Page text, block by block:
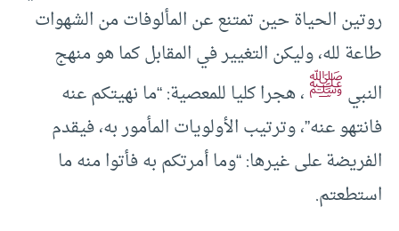
روتين الحياة حين تمتنع عن المألوفات من الشهوات
طاعة لله، وليكن التغيير في المقابل كما هو منهج
النبيﷺ، هجرا كليا للمعصية: “ما نهيتكم عنه
فانتهو عنه”، وترتيب الأولويات المأمور به، فيقدم
الفريضة على غيرها: “وما أمرتكم به فأتوا منه ما
استطعتم.